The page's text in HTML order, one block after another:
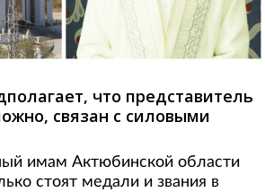
что представитель
связан с силовыми
имам Актюбинской области
стоят медали и звания в